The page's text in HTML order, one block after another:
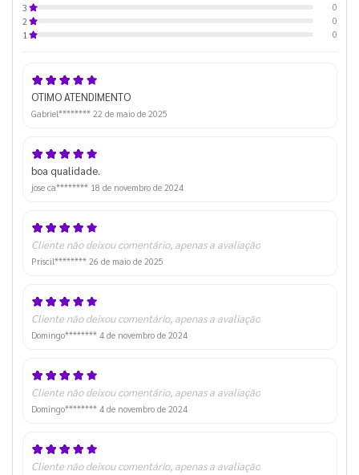
3
0
2
0
1
0
OTIMO ATENDIMENTO
Gabriel******** 22 de maio de 2025
boa qualidade.
jose ca******** 18 de novembro de 2024
Cliente não deixou comentário, apenas a avaliação
Priscil******** 26 de maio de 2025
Cliente não deixou comentário, apenas a avaliação
Domingo******** 4 de novembro de 2024
Cliente não deixou comentário, apenas a avaliação
Domingo******** 4 de novembro de 2024
Cliente não deixou comentário, apenas a avaliação